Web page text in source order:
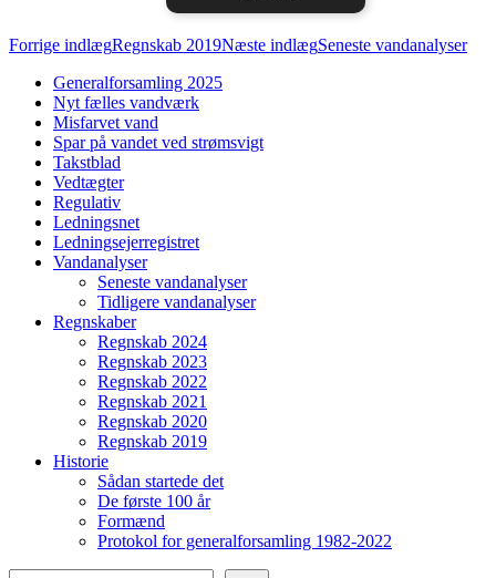
Indlægsnavigation
Forrige indlægRegnskab 2019Næste indlægSeneste vandanalyser
Generalforsamling 2025
Nyt fælles vandværk
Misfarvet vand
Spar på vandet ved strømsvigt
Takstblad
Vedtægter
Regulativ
Ledningsnet
Ledningsejerregistret
Vandanalyser
Seneste vandanalyser
Tidligere vandanalyser
Regnskaber
Regnskab 2024
Regnskab 2023
Regnskab 2022
Regnskab 2021
Regnskab 2020
Regnskab 2019
Historie
Sådan startede det
De første 100 år
Formænd
Protokol for generalforsamling 1982-2022